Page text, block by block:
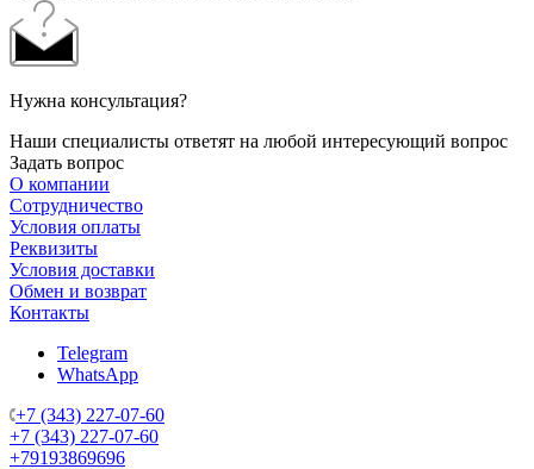
Нужна консультация?
Наши специалисты ответят на любой интересующий вопрос
Задать вопрос
О компании
Сотрудничество
Условия оплаты
Реквизиты
Условия доставки
Обмен и возврат
Контакты
Telegram
WhatsApp
+7 (343) 227-07-60
+7 (343) 227-07-60
+79193869696